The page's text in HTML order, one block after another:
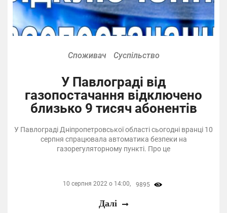
Споживач Суспільство
У Павлограді від
газопостачання відключено
близько 9 тисяч абонентів
У Павлограді Дніпропетровської області сьогодні вранці 10
серпня спрацювала автоматика безпеки на
газорегуляторному пункті. Про це
10 серпня 2022 о 14:00, 9895
Далі